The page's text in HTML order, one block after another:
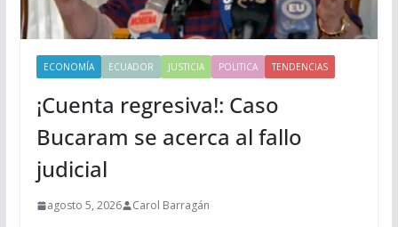
ECONOMÍA ECUADOR JUSTICIA POLITICA TENDENCIAS
¡Cuenta regresiva!: Caso
Bucaram se acerca al fallo
judicial
agosto 5, 2026 Carol Barragán